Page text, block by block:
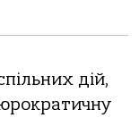
дій,